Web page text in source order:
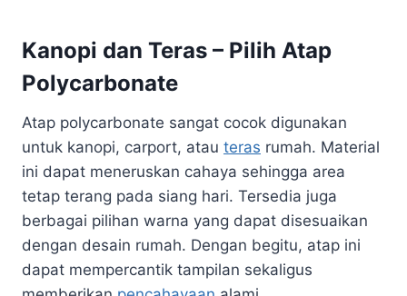
Kanopi dan Teras – Pilih Atap
Polycarbonate
Atap polycarbonate sangat cocok digunakan
untuk kanopi, carport, atau teras rumah. Material
ini dapat meneruskan cahaya sehingga area
tetap terang pada siang hari. Tersedia juga
berbagai pilihan warna yang dapat disesuaikan
dengan desain rumah. Dengan begitu, atap ini
dapat mempercantik tampilan sekaligus